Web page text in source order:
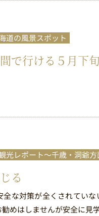
道の風景スポット
で行ける５月下
光レポート～千歳・洞爺方
る
全な対策が全くされてい
めはしませんが安全に見